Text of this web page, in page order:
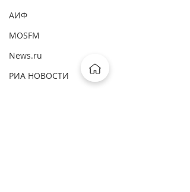
АИФ
MOSFM
News.ru
РИА НОВОСТИ